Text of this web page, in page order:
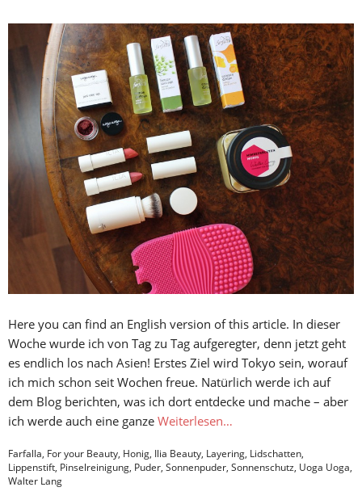
Here you can find an English version of this article. In dieser
Woche wurde ich von Tag zu Tag aufgeregter, denn jetzt geht
es endlich los nach Asien! Erstes Ziel wird Tokyo sein, worauf
ich mich schon seit Wochen freue. Natürlich werde ich auf
dem Blog berichten, was ich dort entdecke und mache – aber
ich werde auch eine ganze Weiterlesen…
Farfalla, For your Beauty, Honig, Ilia Beauty, Layering, Lidschatten,
Lippenstift, Pinselreinigung, Puder, Sonnenpuder, Sonnenschutz, Uoga Uoga,
Walter Lang